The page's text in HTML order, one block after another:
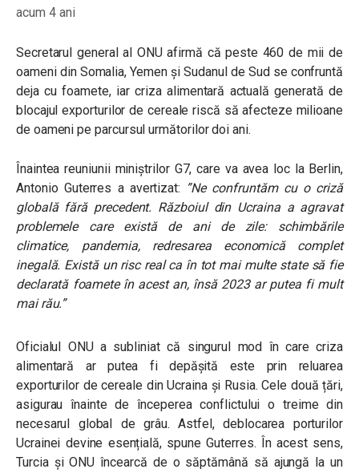
acum 4 ani
Secretarul general al ONU afirmă că peste 460 de mii de
oameni din Somalia, Yemen și Sudanul de Sud se confruntă
deja cu foamete, iar criza alimentară actuală generată de
blocajul exporturilor de cereale riscă să afecteze milioane
de oameni pe parcursul următorilor doi ani.
Înaintea reuniunii miniștrilor G7, care va avea loc la Berlin,
Antonio Guterres a avertizat: ”Ne confruntăm cu o criză
globală fără precedent. Războiul din Ucraina a agravat
problemele care există de ani de zile: schimbările
climatice, pandemia, redresarea economică complet
inegală. Există un risc real ca în tot mai multe state să fie
declarată foamete în acest an, însă 2023 ar putea fi mult
mai rău.”
Oficialul ONU a subliniat că singurul mod în care criza
alimentară ar putea fi depășită este prin reluarea
exporturilor de cereale din Ucraina și Rusia. Cele două țări,
asigurau înainte de începerea conflictului o treime din
necesarul global de grâu. Astfel, deblocarea porturilor
Ucrainei devine esențială, spune Guterres. În acest sens,
Turcia și ONU încearcă de o săptămână să ajungă la un